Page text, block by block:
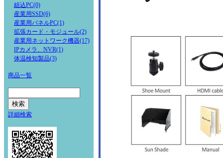
組込PC(0)
産業用SSD(6)
産業用パネルPC(1)
拡張カード・モジュール(2)
産業用ネットワーク機器(17)
IPカメラ、NVR(1)
体温検知製品(3)
商品一覧
詳細検索